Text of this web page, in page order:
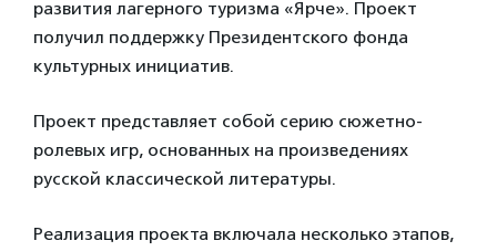
развития лагерного туризма «Ярче». Проект
получил поддержку Президентского фонда
культурных инициатив.
Проект представляет собой серию сюжетно-
ролевых игр, основанных на произведениях
русской классической литературы.
Реализация проекта включала несколько этапов,